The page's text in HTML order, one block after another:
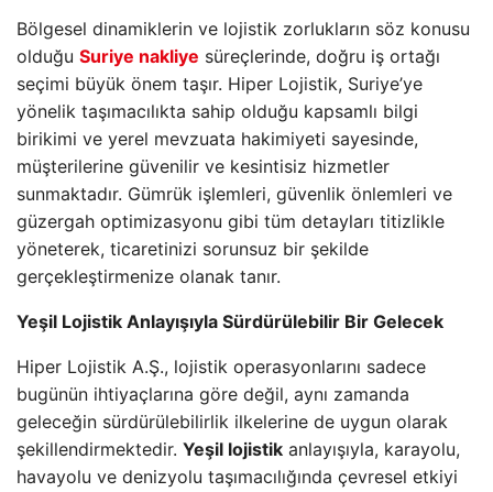
Bölgesel dinamiklerin ve lojistik zorlukların söz konusu
olduğu Suriye nakliye süreçlerinde, doğru iş ortağı
seçimi büyük önem taşır. Hiper Lojistik, Suriye’ye
yönelik taşımacılıkta sahip olduğu kapsamlı bilgi
birikimi ve yerel mevzuata hakimiyeti sayesinde,
müşterilerine güvenilir ve kesintisiz hizmetler
sunmaktadır. Gümrük işlemleri, güvenlik önlemleri ve
güzergah optimizasyonu gibi tüm detayları titizlikle
yöneterek, ticaretinizi sorunsuz bir şekilde
gerçekleştirmenize olanak tanır.
Yeşil Lojistik Anlayışıyla Sürdürülebilir Bir Gelecek
Hiper Lojistik A.Ş., lojistik operasyonlarını sadece
bugünün ihtiyaçlarına göre değil, aynı zamanda
geleceğin sürdürülebilirlik ilkelerine de uygun olarak
şekillendirmektedir. Yeşil lojistik anlayışıyla, karayolu,
havayolu ve denizyolu taşımacılığında çevresel etkiyi